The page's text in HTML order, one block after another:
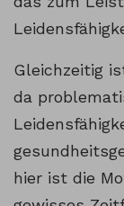
Gleichzeitig
da
hier ist die